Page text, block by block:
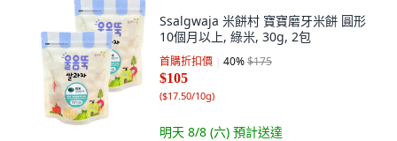
Ssalgwaja 米餅村 寶寶磨牙米餅 圓形
10個月以上, 綠米, 30g, 2包
首購折扣價 40%$175
$105
($17.50/10g)
明天 8/8 (六) 預計送達